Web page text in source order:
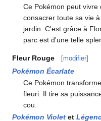
Ce Pokémon peut
consacrer toute sa vie
jardin. C'est grâce à
parc est d'une telle
Fleur Rouge [modifier]
Pokémon Écarlate
Ce Pokémon
fleuri. Il tire sa
cou.
Pokémon Violet et